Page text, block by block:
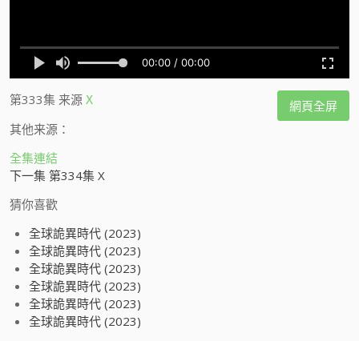
網頁全屏
第333集 来源 X
其他来源：
全集連結
下一集 第334集 X
猜你喜歡
全球詭異時代 (2023)
全球詭異時代 (2023)
全球詭異時代 (2023)
全球詭異時代 (2023)
全球詭異時代 (2023)
全球詭異時代 (2023)